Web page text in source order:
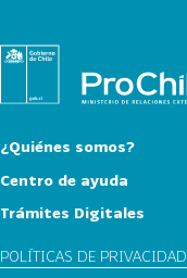
¿Quiénes somos?
Centro de ayuda
Trámites Digitales
POLÍTICAS DE PRIVACIDAD